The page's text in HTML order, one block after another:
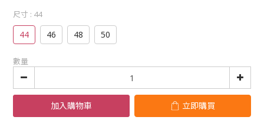
尺寸 : 44
44 46 48 50
數量
加入購物車 立即購買